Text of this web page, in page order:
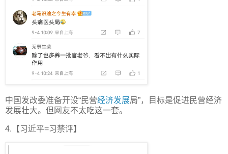
中国发改委准备开设“民营经济发展局”，目标是促进民营经济
发展壮大。但网友不太吃这一套。
4.【习近平=习禁评】